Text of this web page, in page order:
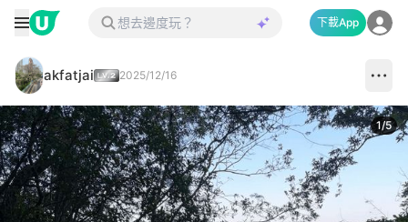
下載App
akfatjai 2025/12/16
1/5